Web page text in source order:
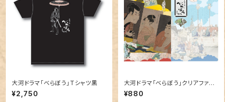
大河ドラマ「べらぼう」Tシャツ黒
¥2,750
大河ドラマ「べらぼう」クリアファイ
ル２枚セット
¥880